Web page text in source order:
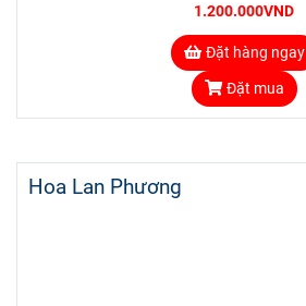
1.200.000VND
Đặt hàng ngay
Đặt mua
Hoa Lan Phương